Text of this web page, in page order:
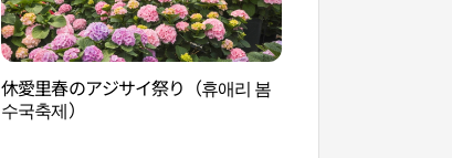
休愛里春のアジサイ祭り（휴애리 봄
수국축제）